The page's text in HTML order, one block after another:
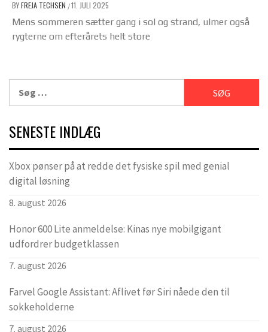
BYFREJA TECHSEN /11. JULI 2025
Mens sommeren sætter gang i sol og strand, ulmer også
rygterne om efterårets helt store
efter:
SENESTE INDLÆG
Xbox pønser på at redde det fysiske spil med genial
digital løsning
8. august 2026
Honor 600 Lite anmeldelse: Kinas nye mobilgigant
udfordrer budgetklassen
7. august 2026
Farvel Google Assistant: Aflivet før Siri nåede den til
sokkeholderne
7. august 2026